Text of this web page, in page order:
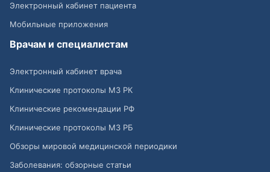
Электронный кабинет пациента
Мобильные приложения
Врачам и специалистам
Электронный кабинет врача
Клинические протоколы МЗ РК
Клинические рекомендации РФ
Клинические протоколы МЗ РБ
Обзоры мировой медицинской периодики
Заболевания: обзорные статьи